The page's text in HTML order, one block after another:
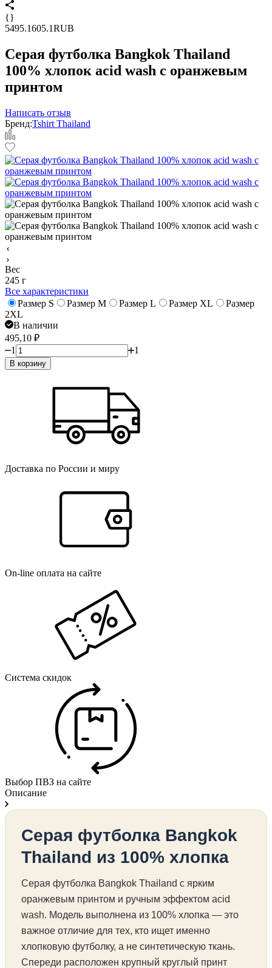
{}
5495.1605.1RUB
Серая футболка Bangkok Thailand
100% хлопок acid wash с оранжевым
принтом
Написать отзыв
Бренд:Tshirt Thailand
Вес
245 г
Все характеристики
Размер S
Размер M Размер L Размер XL
Размер
2XL
В наличии
495,10 ₽
1
1
В корзину
Доставка по России и миру
On-line оплата на сайте
Система скидок
Выбор ПВЗ на сайте
Описание
Серая футболка Bangkok
Thailand из 100% хлопка
Серая футболка Bangkok Thailand с ярким
оранжевым принтом и ручным эффектом acid
wash. Модель выполнена из 100% хлопка — это
важное отличие для тех, кто ищет именно
хлопковую футболку, а не синтетическую ткань.
Спереди расположен крупный круглый принт